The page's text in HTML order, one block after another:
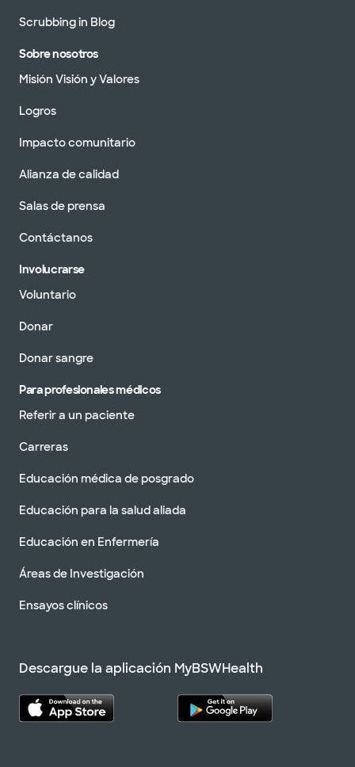
Scrubbing in Blog
Sobre nosotros
Misión Visión y Valores
Logros
Impacto comunitario
Alianza de calidad
Salas de prensa
Contáctanos
Involucrarse
Voluntario
Donar
Donar sangre
Para profesionales médicos
Referir a un paciente
Carreras
Educación médica de posgrado
Educación para la salud aliada
Educación en Enfermería
Áreas de Investigación
Ensayos clínicos
Descargue la aplicación MyBSWHealth